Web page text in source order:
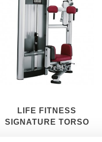
LIFE FITNESS
SIGNATURE TORSO